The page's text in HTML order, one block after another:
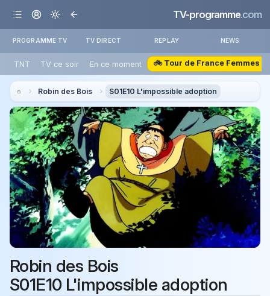
TV-programme.com
PROGRAMME TV TV DIRECT REPLAY NEWS
TNT TV ce soir En ce moment 🚲 Tour de France Femmes
Robin des Bois S01E10 L'impossible adoption
Robin des Bois
S01E10 L'impossible adoption